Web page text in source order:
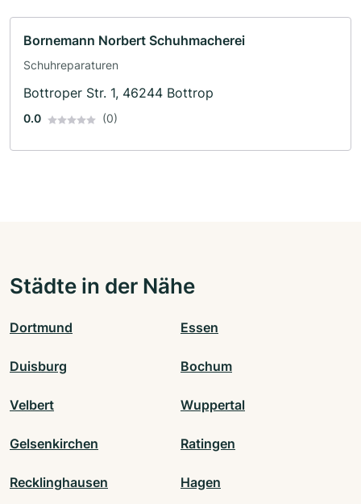
Bornemann Norbert Schuhmacherei
Schuhreparaturen
Bottroper Str. 1, 46244 Bottrop
0.0 (0)
Städte in der Nähe
Dortmund Essen
Duisburg Bochum
Velbert Wuppertal
Gelsenkirchen Ratingen
Recklinghausen Hagen